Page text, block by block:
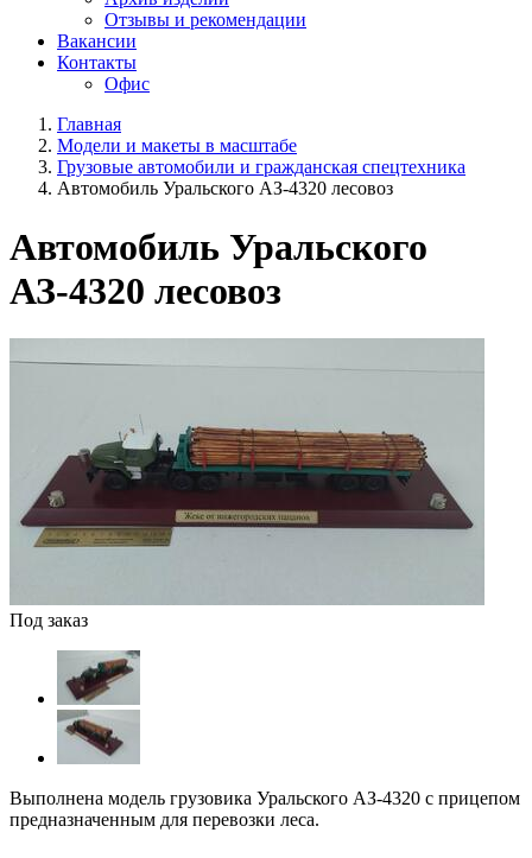
Отзывы и рекомендации
Вакансии
Контакты
Офис
Главная
Модели и макеты в масштабе
Грузовые автомобили и гражданская спецтехника
Автомобиль Уральского АЗ-4320 лесовоз
Автомобиль Уральского
АЗ-4320 лесовоз
Под заказ
Выполнена модель грузовика Уральского АЗ-4320 с прицепом
предназначенным для перевозки леса.